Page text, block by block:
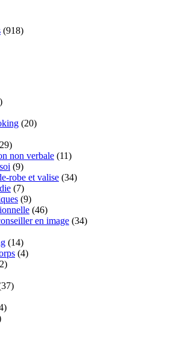
(918)
(20)
non verbale (11)
(9)
robe et valise (34)
(7)
(9)
(46)
en image (34)
(14)
(4)